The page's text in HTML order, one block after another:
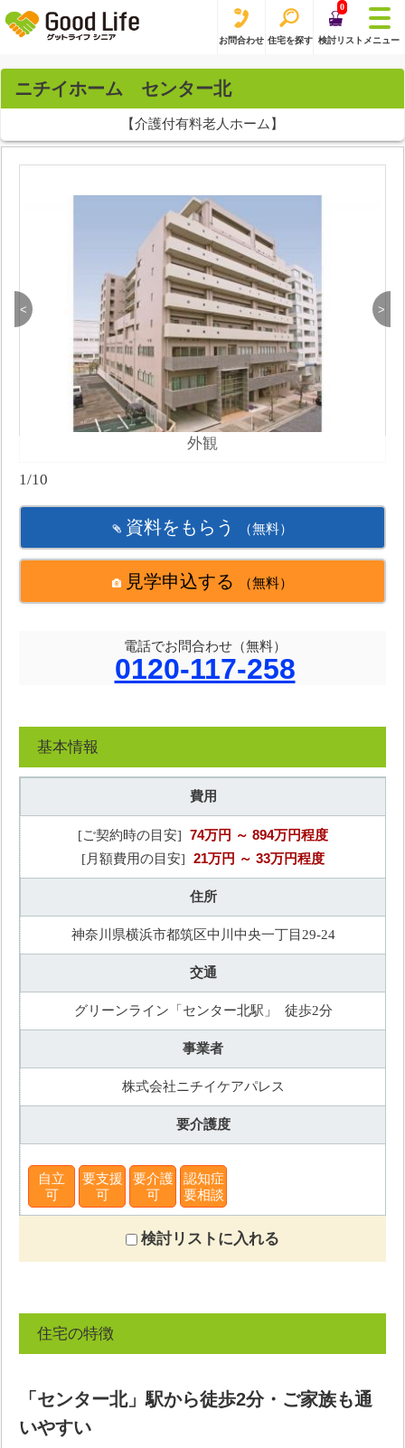
お問合わせ 住宅を探す
0
検討リスト メニュー
ニチイホーム センター北
【介護付有料老人ホーム】
<
外観
>
1/10
資料をもらう （無料）
見学申込する （無料）
電話でお問合わせ（無料）
0120-117-258
基本情報
費用
[ご契約時の目安] 74万円 ～ 894万円程度
[月額費用の目安] 21万円 ～ 33万円程度
住所
神奈川県横浜市都筑区中川中央一丁目29-24
交通
グリーンライン「センター北駅」 徒歩2分
事業者
株式会社ニチイケアパレス
要介護度
自立
可
要支援
可
要介護
可
認知症
要相談
検討リストに入れる
住宅の特徴
「センター北」駅から徒歩2分・ご家族も通
いやすい